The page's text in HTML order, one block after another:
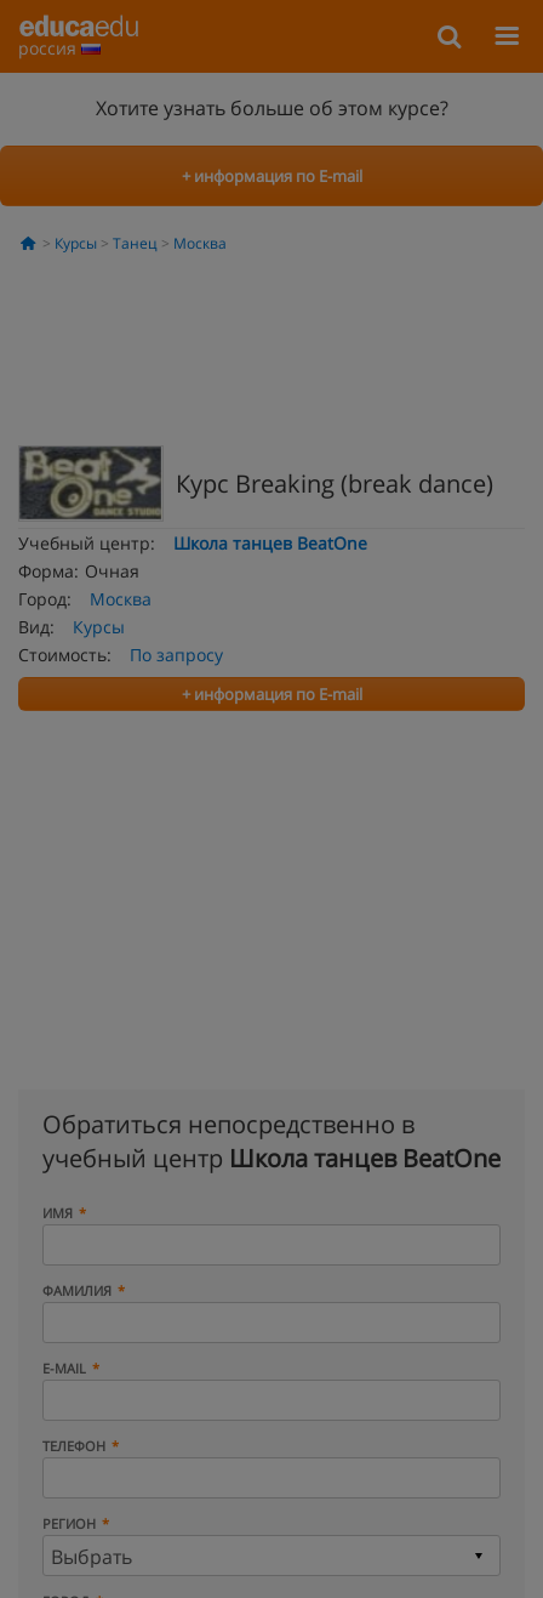
россия
Хотите узнать больше об этом курсе?
+ информация по E-mail
Курсы Танец Москва
Курс Breaking (break dance)
Учебный центр:
Школа танцев BeatOne
Форма: Очная
Город:
Москва
Вид:
Курсы
Стоимость:
По запросу
+ информация по E-mail
Обратиться непосредственно в
учебный центр Школа танцев BeatOne
ИМЯ
ФАМИЛИЯ
E-MAIL
ТЕЛЕФОН
РЕГИОН